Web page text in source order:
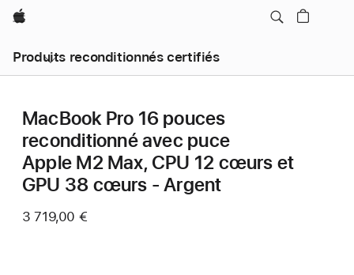
Apple
Produits reconditionnés certifiés
MacBook Pro 16 pouces
reconditionné avec puce
Apple M2 Max, CPU 12 cœurs et
GPU 38 cœurs - Argent
3 719,00 €